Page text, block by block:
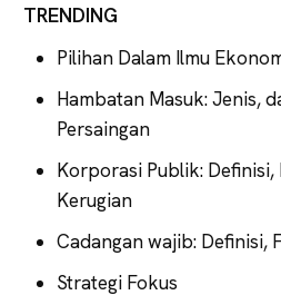
TRENDING
Pilihan Dalam Ilmu
Hambatan Masuk: Jenis,
Persaingan
Korporasi Publik: Definisi,
Kerugian
Cadangan wajib: Definisi,
Strategi Fokus